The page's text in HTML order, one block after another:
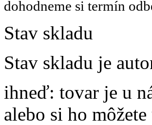
dohodneme si termín
Stav skladu
Stav skladu je
ihneď: tovar je u
alebo si ho